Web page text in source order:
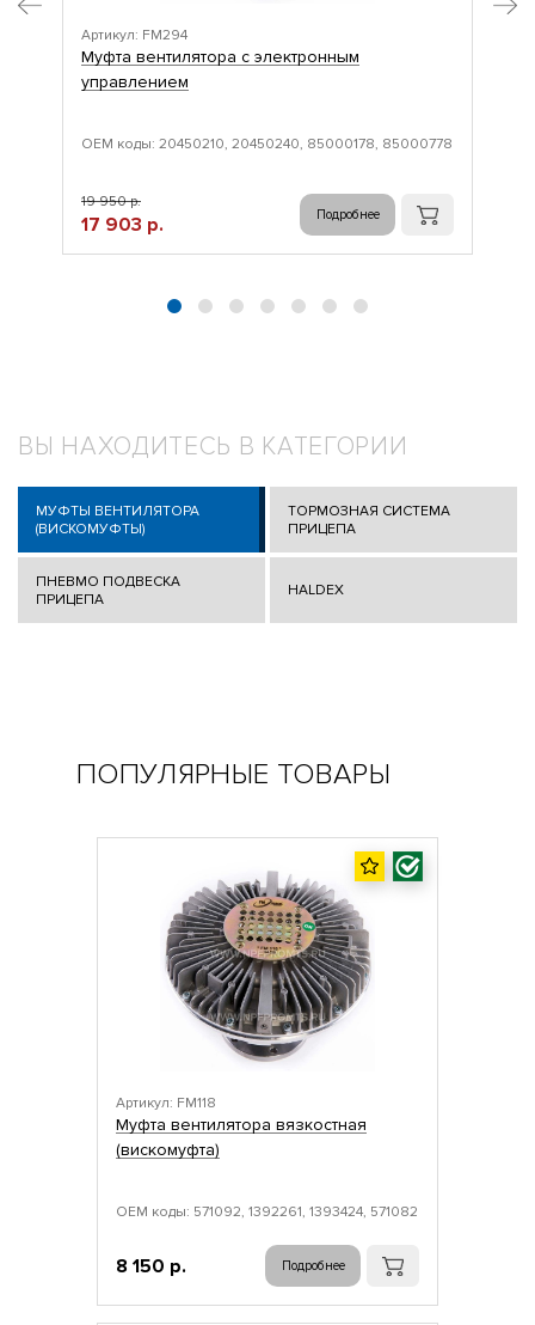
Артикул: FM294
Муфта вентилятора с электронным
управлением
ОЕМ коды: 20450210, 20450240, 85000178, 85000778
19 950 р.
17 903 р. Подробнее
ВЫ НАХОДИТЕСЬ В КАТЕГОРИИ
МУФТЫ ВЕНТИЛЯТОРА
(ВИСКОМУФТЫ)
ТОРМОЗНАЯ СИСТЕМА
ПРИЦЕПА
ПНЕВМО ПОДВЕСКА
ПРИЦЕПА
HALDEX
ПОПУЛЯРНЫЕ ТОВАРЫ
Артикул: FM118
Муфта вентилятора вязкостная
(вискомуфта)
ОЕМ коды: 571092, 1392261, 1393424, 571082
8 150 р. Подробнее